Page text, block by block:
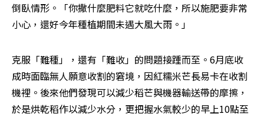
倒臥情形。「你撒什麼肥料它就吃什麼，所以施肥要非常
小心，還好今年種植期間未遇大風大雨。」
克服「難種」，還有「難收」的問題接踵而至。6月底收
成時面臨無人願意收割的窘境，因紅糯米芒長易卡在收割
機裡。後來他們發現可以減少稻芒與機器輸送帶的摩擦，
於是烘乾稻作以減少水分，更把握水氣較少的早上10點至